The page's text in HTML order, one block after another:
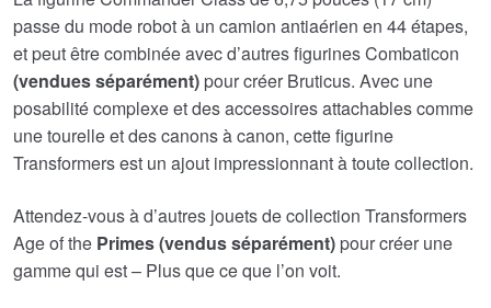
passe du mode robot à un camion antiaérien en 44 étapes,
et peut être combinée avec d’autres figurines Combaticon
(vendues séparément) pour créer Bruticus. Avec une
posabilité complexe et des accessoires attachables comme
une tourelle et des canons à canon, cette figurine
Transformers est un ajout impressionnant à toute collection.
Attendez-vous à d’autres jouets de collection Transformers
Age of the Primes (vendus séparément) pour créer une
gamme qui est – Plus que ce que l’on voit.